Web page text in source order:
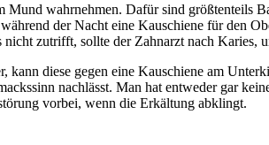
Mund wahrnehmen. Dafür sind größtenteils
der Nacht eine Kauschiene für den
zutrifft, sollte der Zahnarzt nach
diese gegen eine Kauschiene am
nachlässt. Man hat entweder gar
vorbei, wenn die Erkältung abklingt.